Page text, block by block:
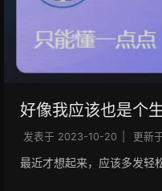
好像我应该也是个
发表于 2023-10-20 更新
最近才想起来，应该多发轻